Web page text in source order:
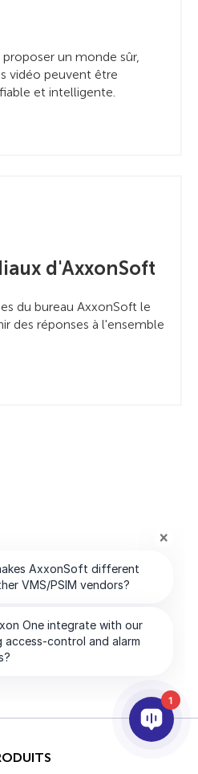
un monde sûr,
vidéo peuvent être
et intelligente.
d'AxxonSoft
du bureau AxxonSoft le
des réponses à l'ensemble
1